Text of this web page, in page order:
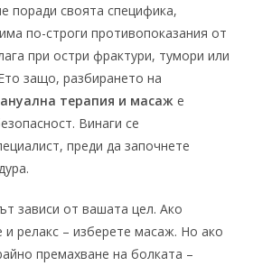
поради своята специфика,
по-строги противопоказания от
при остри фрактури, тумори или
защо, разбирането на
терапия и масаж е
Винаги се
преди да започнете
зависи от вашата цел. Ако
и релакс – изберете масаж. Но ако
премахване на болката –